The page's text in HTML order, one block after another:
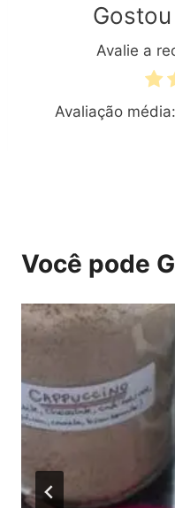
Avalie a
Avaliação média:
Você pode